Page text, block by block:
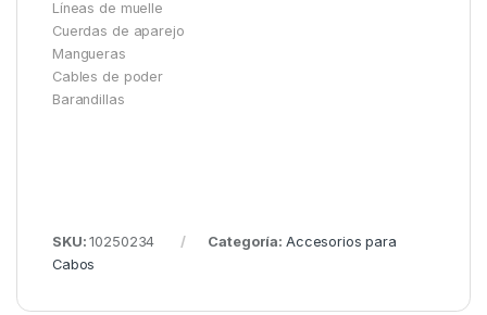
Líneas de muelle
Cuerdas de aparejo
Mangueras
Cables de poder
Barandillas
SKU:10250234 Categoría: Accesorios para
Cabos